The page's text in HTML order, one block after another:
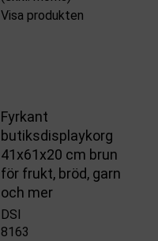
Visa produkten
Fyrkant
butiksdisplaykorg
41x61x20 cm brun
för frukt, bröd, garn
och mer
DSI
8163